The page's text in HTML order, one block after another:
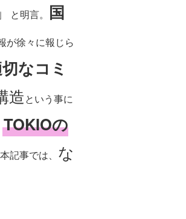
」 と明言。 国
が徐々に報じら
なコミ
造という事に
TOKIOの
記事では、 な